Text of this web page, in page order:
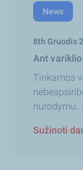
News
8th Gruodis
Ant
Tinkamos
nurodymu...
Sužinoti